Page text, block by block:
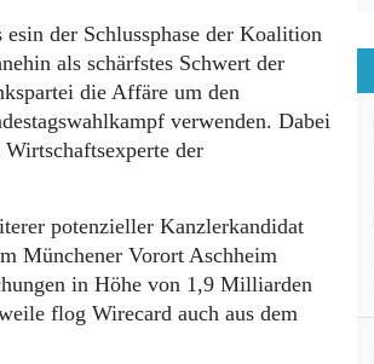
der Schlussphase der Koalition
als schärfstes Schwert der
die Affäre um den
verwenden. Dabei
der
potenzieller Kanzlerkandidat
Münchener Vorort Aschheim
in Höhe von 1,9 Milliarden
flog Wirecard auch aus dem